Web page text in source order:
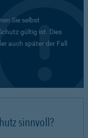
Sie selbst
gültig ist. Dies
auch später der Fall
sinnvoll?